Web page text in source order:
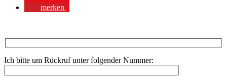
merken
Ich bitte um Rückruf unter folgender Nummer: